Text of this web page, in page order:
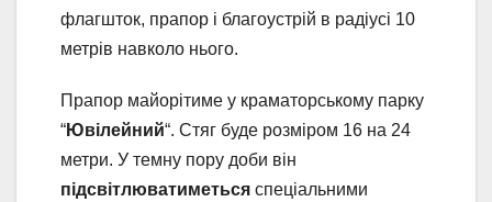
флагшток, прапор і благоустрій в радіусі 10
метрів навколо нього.
Прапор майорітиме у краматорському парку
“Ювілейний“. Стяг буде розміром 16 на 24
метри. У темну пору доби він
підсвітлюватиметься спеціальними